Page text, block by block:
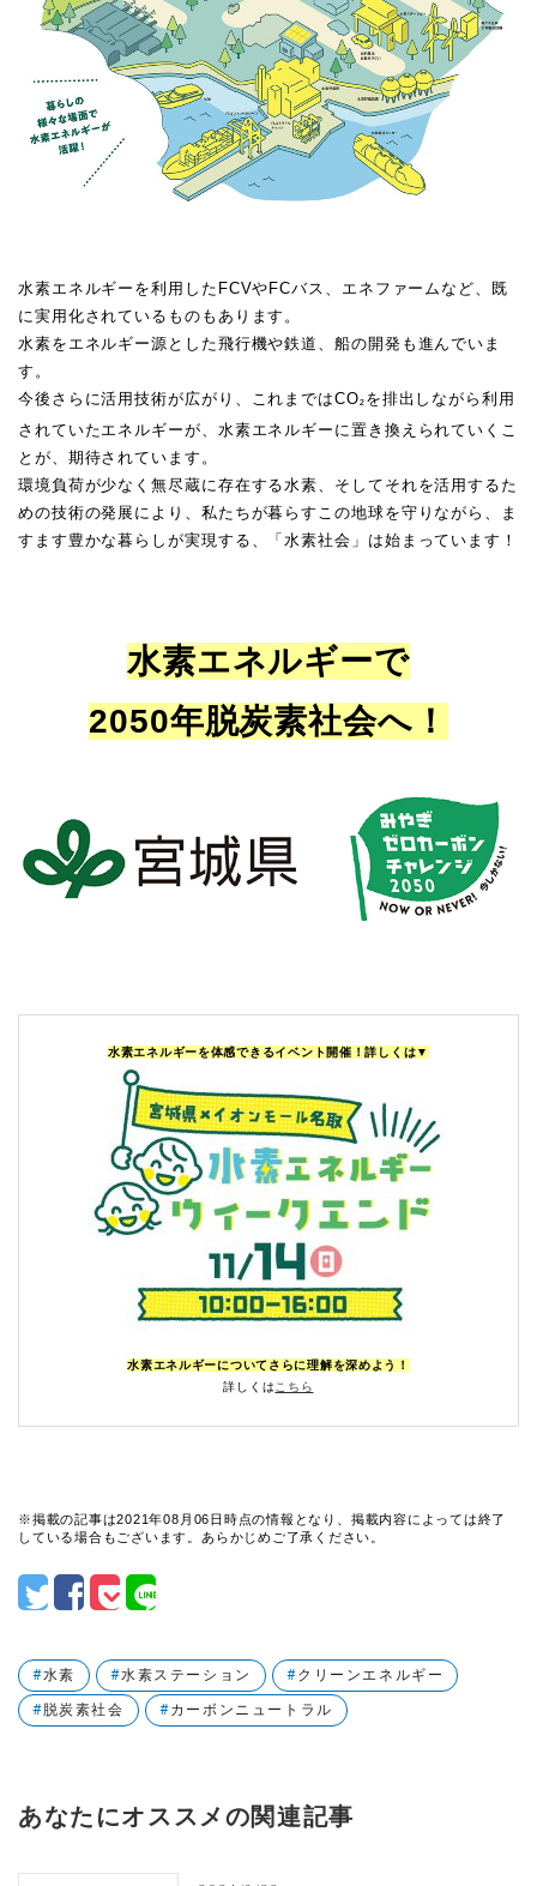
水素エネルギーを利用したFCVやFCバス、エネファームなど、既
に実用化されているものもあります。
水素をエネルギー源とした飛行機や鉄道、船の開発も進んでいま
す。
今後さらに活用技術が広がり、これまではCO²を排出しながら利用
されていたエネルギーが、水素エネルギーに置き換えられていくこ
とが、期待されています。
環境負荷が少なく無尽蔵に存在する水素、そしてそれを活用するた
めの技術の発展により、私たちが暮らすこの地球を守りながら、ま
すます豊かな暮らしが実現する、「水素社会」は始まっています！
水素エネルギーで
2050年脱炭素社会へ！
水素エネルギーを体感できるイベント開催！詳しくは▼
水素エネルギーについてさらに理解を深めよう！
詳しくはこちら
※掲載の記事は2021年08月06日時点の情報となり、掲載内容によっては終了
している場合もございます。あらかじめご了承ください。
水素 水素ステーション クリーンエネルギー
脱炭素社会 カーボンニュートラル
あなたにオススメの関連記事